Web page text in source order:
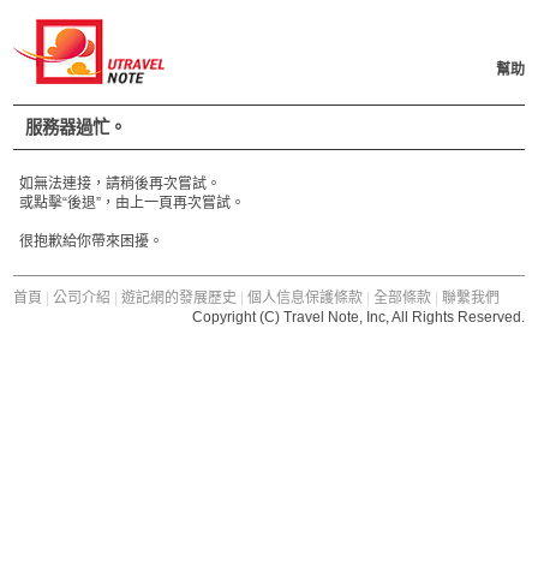
幫助
服務器過忙。
如無法連接，請稍後再次嘗試。
或點擊“後退”，由上一頁再次嘗試。
很抱歉給你帶來困擾。
首頁 |公司介紹 |遊記網的發展歷史 |個人信息保護條款 |全部條款 |聯繫我們
Copyright (C) Travel Note, Inc, All Rights Reserved.